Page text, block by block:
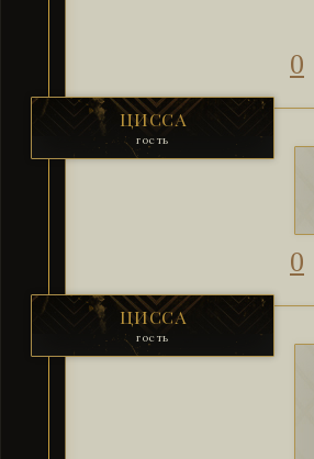
0
ЦИССА
гость
0
ЦИССА
гость